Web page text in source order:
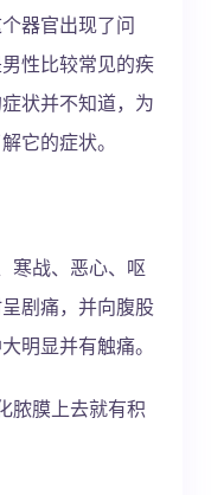
器官出现了问
性比较常见的疾
状并不知道，为
它的症状。
寒战、恶心、呕
剧痛，并向腹股
明显并有触痛。
脓膜上去就有积